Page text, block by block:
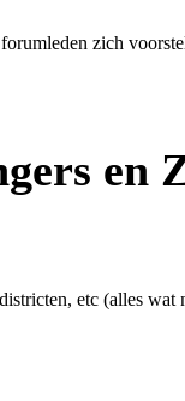
zich
en
etc (alles wat